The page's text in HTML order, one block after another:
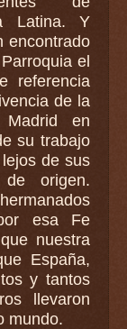
Latina. Y
encontrado
el
referencia
de la
su trabajo
de sus
de origen.
esa Fe
nuestra
España,
y tantos
llevaron
mundo.